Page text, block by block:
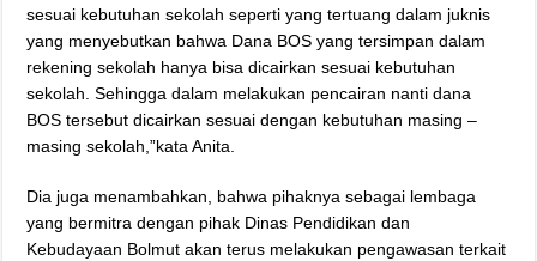
sesuai kebutuhan sekolah seperti yang tertuang dalam juknis
yang menyebutkan bahwa Dana BOS yang tersimpan dalam
rekening sekolah hanya bisa dicairkan sesuai kebutuhan
sekolah. Sehingga dalam melakukan pencairan nanti dana
BOS tersebut dicairkan sesuai dengan kebutuhan masing –
masing sekolah,”kata Anita.
Dia juga menambahkan, bahwa pihaknya sebagai lembaga
yang bermitra dengan pihak Dinas Pendidikan dan
Kebudayaan Bolmut akan terus melakukan pengawasan terkait